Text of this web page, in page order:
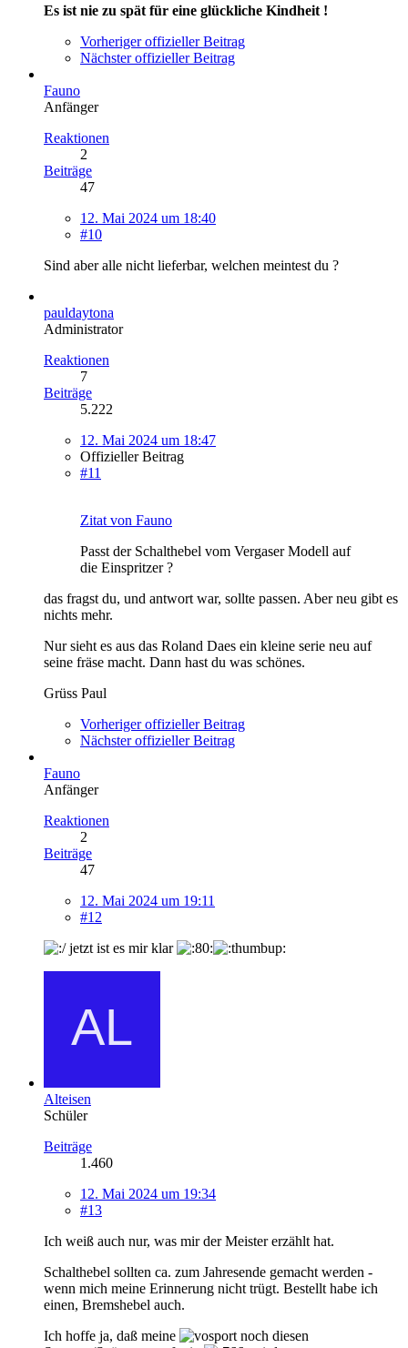
Es ist nie zu spät für eine glückliche Kindheit !
Vorheriger offizieller Beitrag
Nächster offizieller Beitrag
Fauno
Anfänger
Reaktionen
2
Beiträge
47
12. Mai 2024 um 18:40
#10
Sind aber alle nicht lieferbar, welchen meintest du ?
pauldaytona
Administrator
Reaktionen
7
Beiträge
5.222
12. Mai 2024 um 18:47
Offizieller Beitrag
#11
Zitat von Fauno
Passt der Schalthebel vom Vergaser Modell auf
die Einspritzer ?
das fragst du, und antwort war, sollte passen. Aber neu gibt es
nichts mehr.
Nur sieht es aus das Roland Daes ein kleine serie neu auf
seine fräse macht. Dann hast du was schönes.
Grüss Paul
Vorheriger offizieller Beitrag
Nächster offizieller Beitrag
Fauno
Anfänger
Reaktionen
2
Beiträge
47
12. Mai 2024 um 19:11
#12
jetzt ist es mir klar
Alteisen
Schüler
Beiträge
1.460
12. Mai 2024 um 19:34
#13
Ich weiß auch nur, was mir der Meister erzählt hat.
Schalthebel sollten ca. zum Jahresende gemacht werden -
wenn mich meine Erinnerung nicht trügt. Bestellt habe ich
einen, Bremshebel auch.
Ich hoffe ja, daß meine
noch diesen